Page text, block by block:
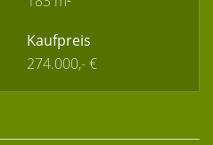
Kaufpreis
274.000,- €